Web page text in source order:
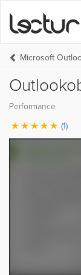
Microsoft
Performance
(1)